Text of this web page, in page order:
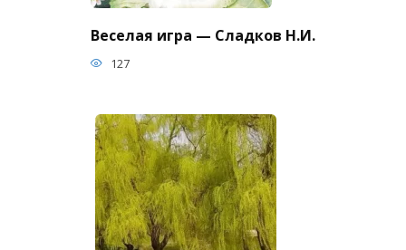
Веселая игра — Сладков Н.И.
127